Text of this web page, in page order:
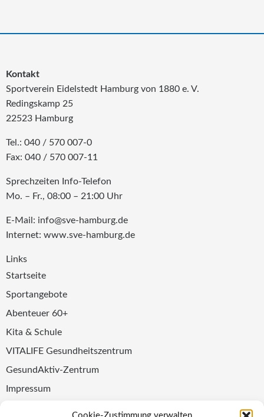
Kontakt
Sportverein Eidelstedt Hamburg von 1880 e. V.
Redingskamp 25
22523 Hamburg
Tel.: 040 / 570 007-0
Fax: 040 / 570 007-11
Sprechzeiten Info-Telefon
Mo. – Fr., 08:00 – 21:00 Uhr
E-Mail: info@sve-hamburg.de
Internet: www.sve-hamburg.de
Links
Startseite
Sportangebote
Abenteuer 60+
Kita & Schule
VITALIFE Gesundheitszentrum
GesundAktiv-Zentrum
Impressum